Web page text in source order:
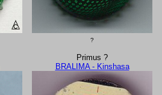
?
Primus ?
BRALIMA - Kinshasa